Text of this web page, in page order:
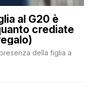
al G20 è
crediate
della figlia a